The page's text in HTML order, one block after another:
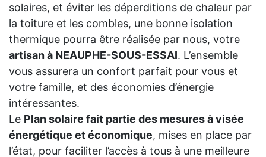
solaires, et éviter les déperditions de chaleur par
la toiture et les combles, une bonne isolation
thermique pourra être réalisée par nous, votre
artisan à NEAUPHE-SOUS-ESSAI. L’ensemble
vous assurera un confort parfait pour vous et
votre famille, et des économies d’énergie
intéressantes.
Le Plan solaire fait partie des mesures à visée
énergétique et économique, mises en place par
l’état, pour faciliter l’accès à tous à une meilleure